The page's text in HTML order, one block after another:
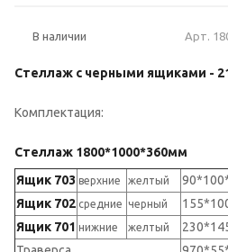
В наличии Арт.
Стеллаж с черными ящиками -
Комплектация:
Стеллаж 1800*1000*360мм
Ящик 703 верхние желтый
Ящик 702 средние черный
Ящик 701 нижние желтый